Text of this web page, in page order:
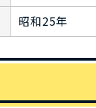
昭和25年